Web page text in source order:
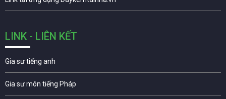
LINK - LIÊN KẾT
Gia sư tiếng anh
Gia sư môn tiếng Pháp